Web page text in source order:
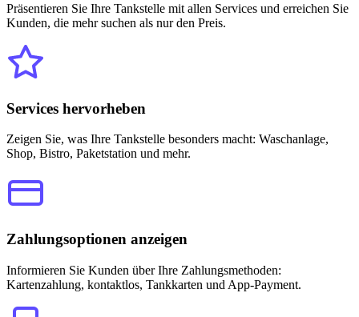
Präsentieren Sie Ihre Tankstelle mit allen Services und erreichen Sie
Kunden, die mehr suchen als nur den Preis.
Services hervorheben
Zeigen Sie, was Ihre Tankstelle besonders macht: Waschanlage,
Shop, Bistro, Paketstation und mehr.
Zahlungsoptionen anzeigen
Informieren Sie Kunden über Ihre Zahlungsmethoden:
Kartenzahlung, kontaktlos, Tankkarten und App-Payment.